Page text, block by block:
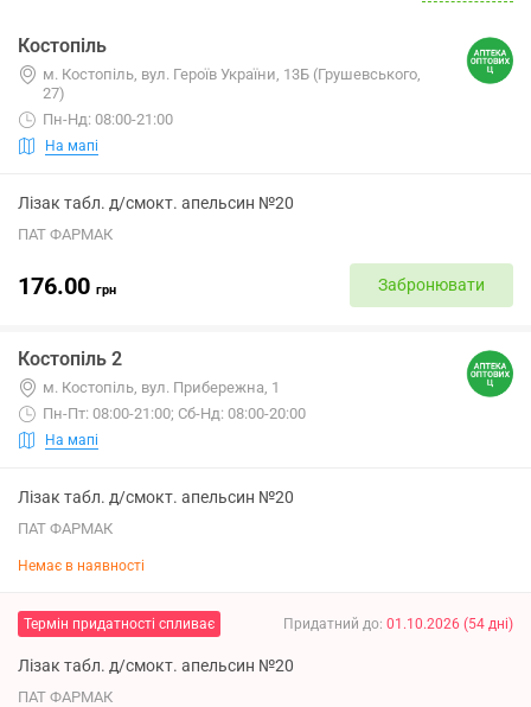
Костопіль
м. Костопіль, вул. Героїв України, 13Б (Грушевського,
27)
Пн-Нд: 08:00-21:00
На мапі
Лізак табл. д/смокт. апельсин №20
ПАТ ФАРМАК
176.00 грн Забронювати
Костопіль 2
м. Костопіль, вул. Прибережна, 1
Пн-Пт: 08:00-21:00; Сб-Нд: 08:00-20:00
На мапі
Лізак табл. д/смокт. апельсин №20
ПАТ ФАРМАК
Немає в наявності
Термін придатності спливає Придатний до: 01.10.2026 (54 дні)
Лізак табл. д/смокт. апельсин №20
ПАТ ФАРМАК